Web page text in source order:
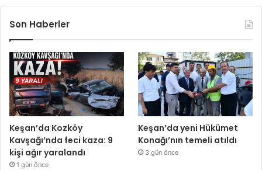
Son Haberler
Keşan’da Kozköy
Kavşağı’nda feci kaza: 9
kişi ağır yaralandı
1 gün önce
Keşan’da yeni Hükümet
Konağı’nın temeli atıldı
3 gün önce